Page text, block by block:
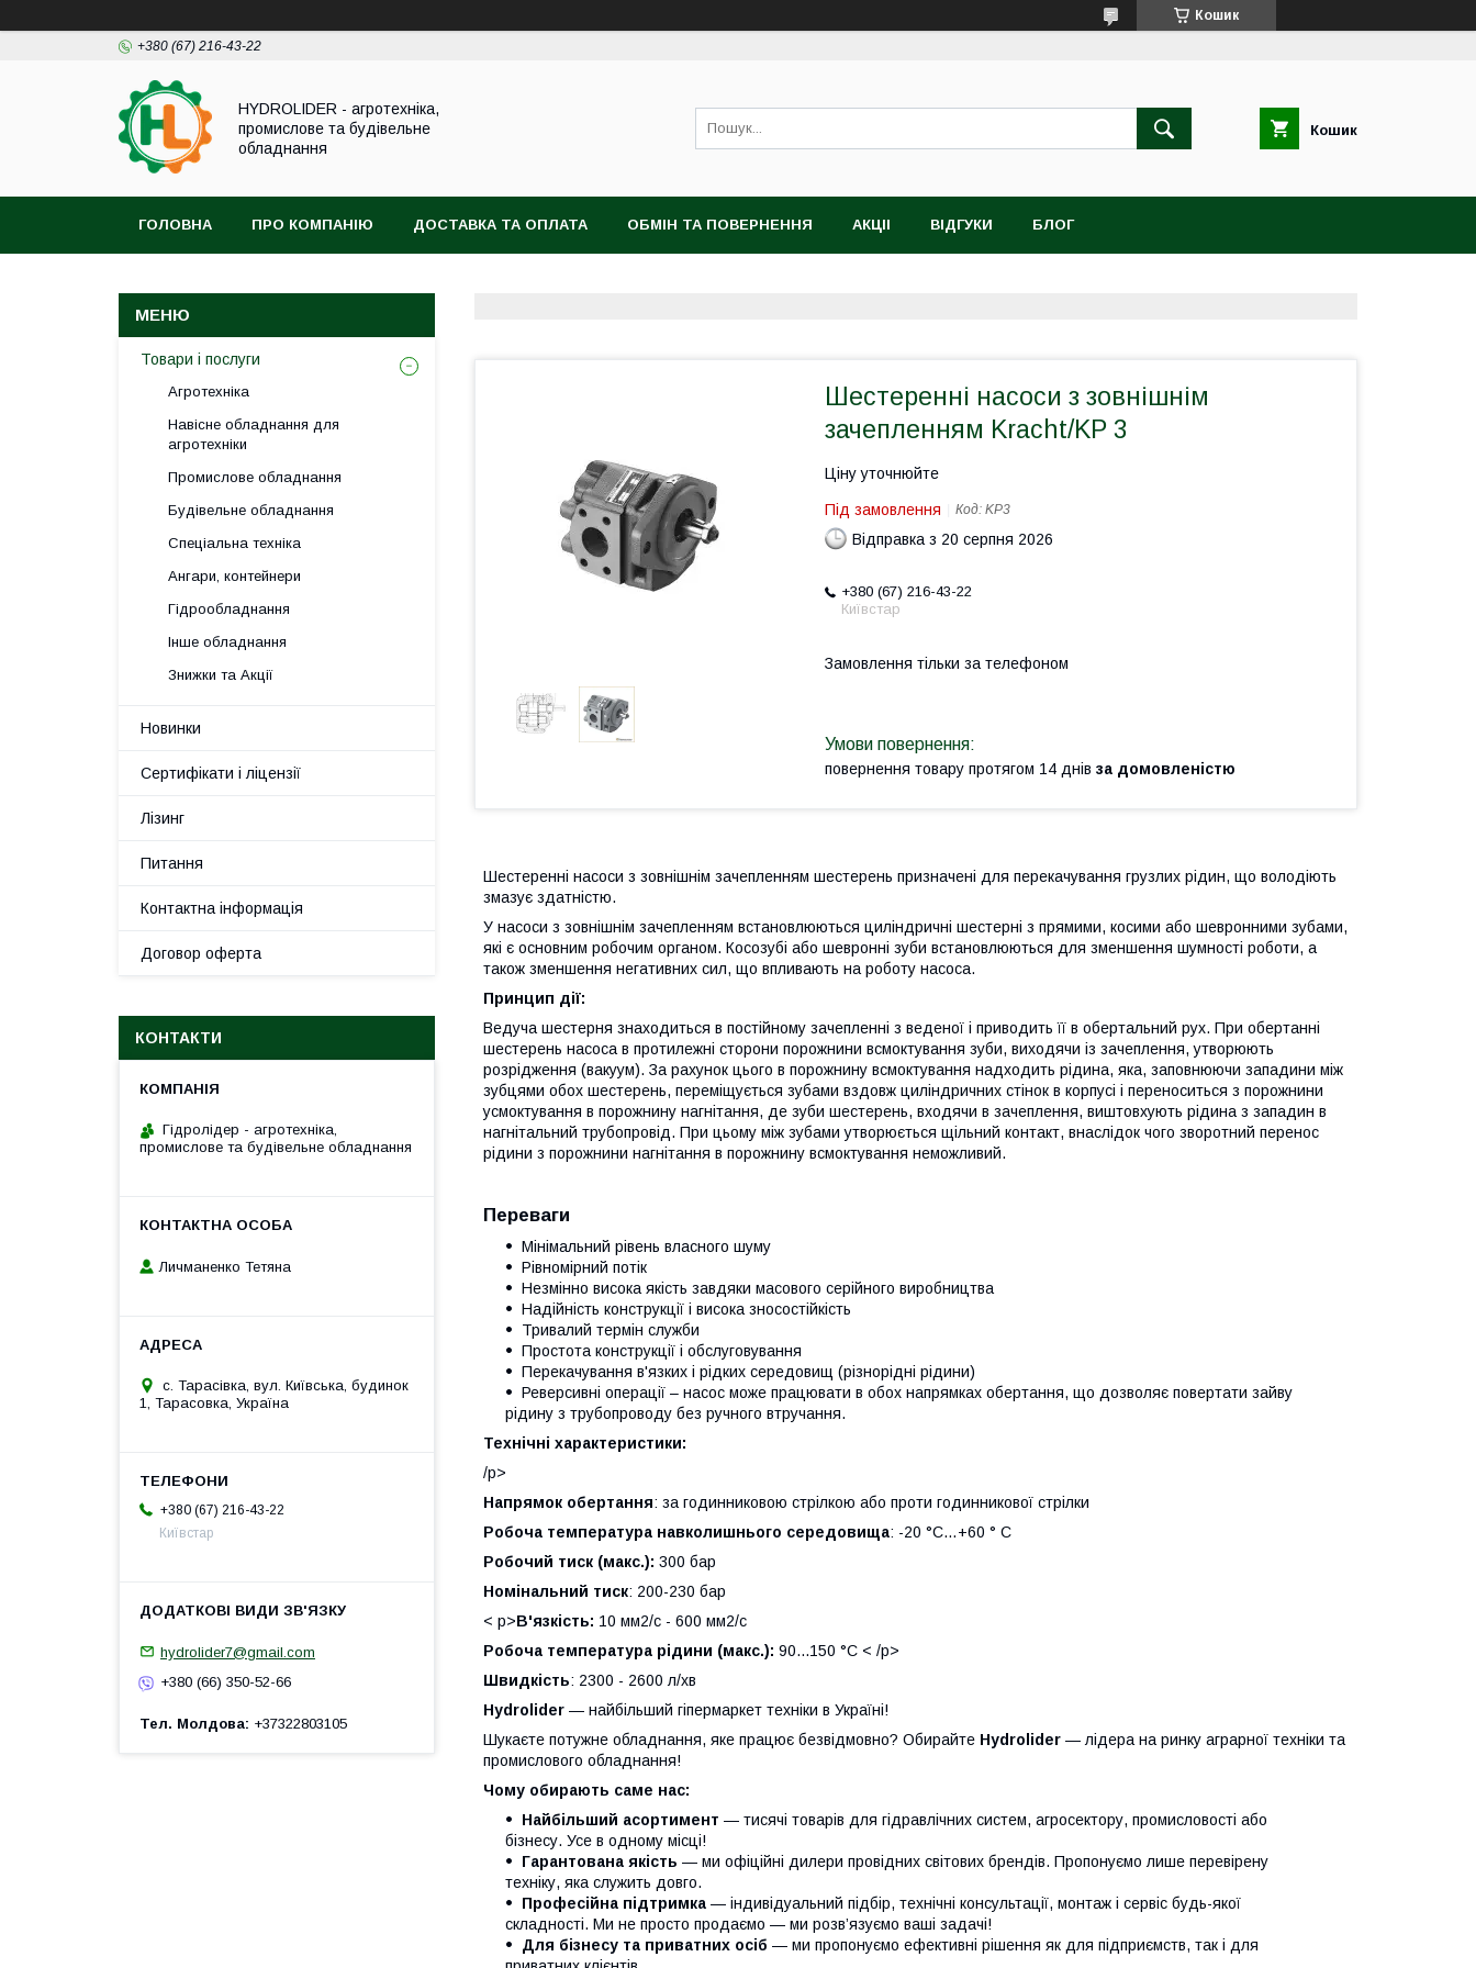
Кошик
+380 (67) 216-43-22
HYDROLIDER - агротехніка,
промислове та будівельне
обладнання
Кошик
ГОЛОВНА ПРО КОМПАНІЮ ДОСТАВКА ТА ОПЛАТА ОБМІН ТА ПОВЕРНЕННЯ АКЦІІ ВІДГУКИ БЛОГ
Шестеренні насоси з зовнішнім
зачепленням Kracht/KP 3
Ціну уточнюйте
Під замовлення Код: KP3
Відправка з 20 серпня 2026
+380 (67) 216-43-22
Київстар
Замовлення тільки за телефоном
повернення товару протягом 14 днів за домовленістю
Шестеренні насоси з зовнішнім зачепленням шестерень призначені для перекачування грузлих рідин, що володіють
змазує здатністю.
У насоси з зовнішнім зачепленням встановлюються циліндричні шестерні з прямими, косими або шевронними зубами,
які є основним робочим органом. Косозубі або шевронні зуби встановлюються для зменшення шумності роботи, а
також зменшення негативних сил, що впливають на роботу насоса.
Принцип дії:
Ведуча шестерня знаходиться в постійному зачепленні з веденої і приводить її в обертальний рух. При обертанні
шестерень насоса в протилежні сторони порожнини всмоктування зуби, виходячи із зачеплення, утворюють
розрідження (вакуум). За рахунок цього в порожнину всмоктування надходить рідина, яка, заповнюючи западини між
зубцями обох шестерень, переміщується зубами вздовж циліндричних стінок в корпусі і переноситься з порожнини
усмоктування в порожнину нагнітання, де зуби шестерень, входячи в зачеплення, виштовхують рідина з западин в
нагнітальний трубопровід. При цьому між зубами утворюється щільний контакт, внаслідок чого зворотний перенос
рідини з порожнини нагнітання в порожнину всмоктування неможливий.
Переваги
Мінімальний рівень власного шуму
Рівномірний потік
Незмінно висока якість завдяки масового серійного виробництва
Надійність конструкції і висока зносостійкість
Тривалий термін служби
Простота конструкції і обслуговування
Перекачування в'язких і рідких середовищ (різнорідні рідини)
Реверсивні операції – насос може працювати в обох напрямках обертання, що дозволяє повертати зайву
рідину з трубопроводу без ручного втручання.
Технічні характеристики:
/p>
Напрямок обертання: за годинниковою стрілкою або проти годинникової стрілки
Робоча температура навколишнього середовища: -20 °C…+60 ° C
Робочий тиск (макс.): 300 бар
Номінальний тиск: 200-230 бар
< p>В'язкість: 10 мм2/с - 600 мм2/с
Робоча температура рідини (макс.): 90...150 °C < /p>
Швидкість: 2300 - 2600 л/хв
Hydrolider — найбільший гіпермаркет техніки в Україні!
Шукаєте потужне обладнання, яке працює безвідмовно? Обирайте Hydrolider — лідера на ринку аграрної техніки та
промислового обладнання!
Чому обирають саме нас:
Найбільший асортимент — тисячі товарів для гідравлічних систем, агросектору, промисловості або
бізнесу. Усе в одному місці!
Гарантована якість — ми офіційні дилери провідних світових брендів. Пропонуємо лише перевірену
техніку, яка служить довго.
Професійна підтримка — індивідуальний підбір, технічні консультації, монтаж і сервіс будь-якої
складності. Ми не просто продаємо — ми розв’язуємо ваші задачі!
Для бізнесу та приватних осіб — ми пропонуємо ефективні рішення як для підприємств, так і для
Товари і послуги
Агротехніка
Навісне обладнання для
агротехніки
Промислове обладнання
Будівельне обладнання
Спеціальна техніка
Ангари, контейнери
Гідрообладнання
Інше обладнання
Знижки та Акції
Новинки
Сертифікати і ліцензії
Лізинг
Питання
Контактна інформація
Договор оферта
КОНТАКТИ
Гідролідер - агротехніка,
промислове та будівельне обладнання
Личманенко Тетяна
с. Тарасівка, вул. Київська, будинок
1, Тарасовка, Україна
+380 (67) 216-43-22
Київстар
hydrolider7@gmail.com
+380 (66) 350-52-66
Тел. Молдова +37322803105